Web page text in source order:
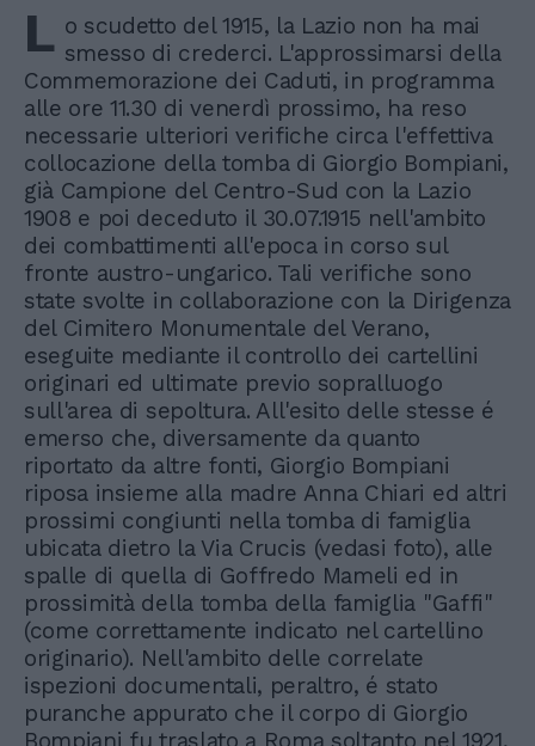
L o scudetto del 1915, la Lazio non ha mai
smesso di crederci. L'approssimarsi della
Commemorazione dei Caduti, in programma
alle ore 11.30 di venerdì prossimo, ha reso
necessarie ulteriori verifiche circa l'effettiva
collocazione della tomba di Giorgio Bompiani,
già Campione del Centro-Sud con la Lazio
1908 e poi deceduto il 30.07.1915 nell'ambito
dei combattimenti all'epoca in corso sul
fronte austro-ungarico. Tali verifiche sono
state svolte in collaborazione con la Dirigenza
del Cimitero Monumentale del Verano,
eseguite mediante il controllo dei cartellini
originari ed ultimate previo sopralluogo
sull'area di sepoltura. All'esito delle stesse é
emerso che, diversamente da quanto
riportato da altre fonti, Giorgio Bompiani
riposa insieme alla madre Anna Chiari ed altri
prossimi congiunti nella tomba di famiglia
ubicata dietro la Via Crucis (vedasi foto), alle
spalle di quella di Goffredo Mameli ed in
prossimità della tomba della famiglia "Gaffi"
(come correttamente indicato nel cartellino
originario). Nell'ambito delle correlate
ispezioni documentali, peraltro, é stato
puranche appurato che il corpo di Giorgio